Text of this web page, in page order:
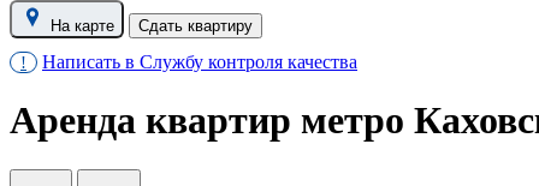
На карте Сдать квартиру
! Написать в Службу контроля качества
Аренда квартир метро